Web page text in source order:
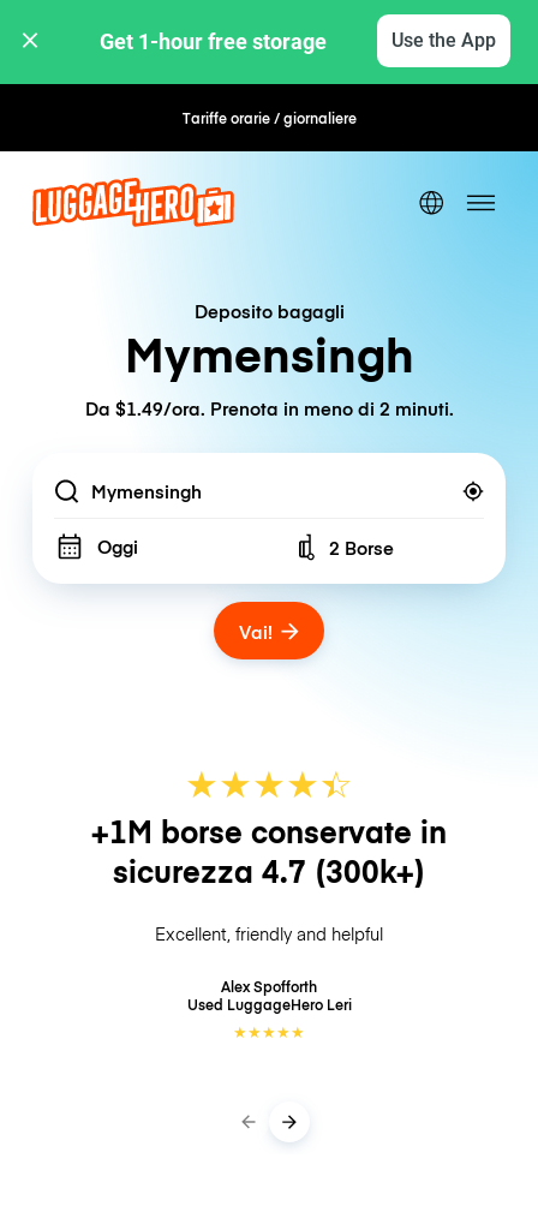
Get 1-hour free storage Use the App
Tariffe orarie / giornalierePrenotazione flessibile
Deposito bagagli
Mymensingh
Da $1.49/ora. Prenota in meno di 2 minuti.
Location
Oggi Number of bags
2 Borse
Vai!
★★★★☆
★
+1M borse conservate in
sicurezza 4.7 (300k+)
Excellent, friendly and helpful
Alex Spofforth
Used LuggageHero Leri
★★★★★